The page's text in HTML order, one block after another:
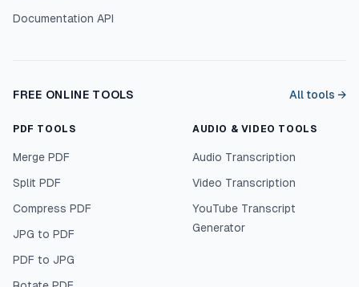
Documentation API
FREE ONLINE TOOLS All tools →
PDF TOOLS
Merge PDF
Split PDF
Compress PDF
JPG to PDF
PDF to JPG
AUDIO & VIDEO TOOLS
Audio Transcription
Video Transcription
YouTube Transcript
Generator